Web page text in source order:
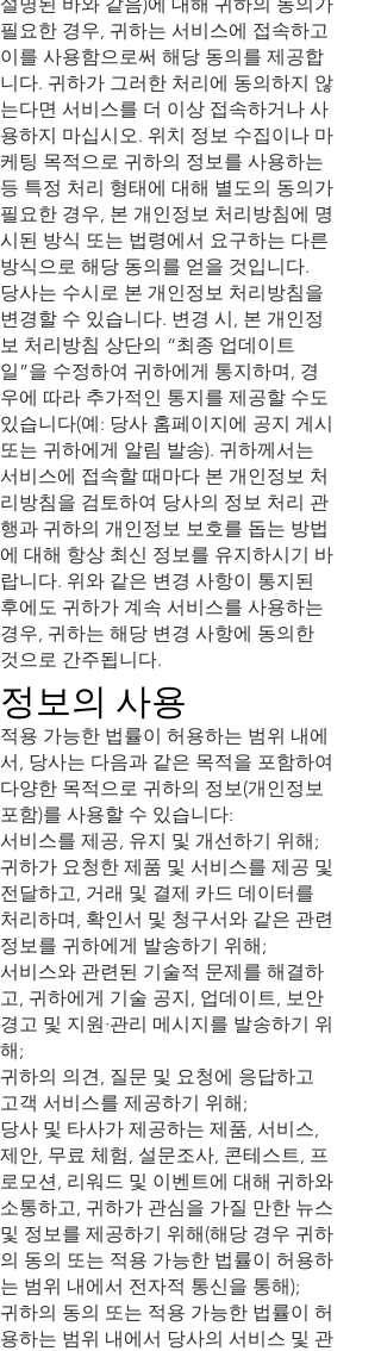
필요한 경우, 귀하는 서비스에 접속하고
이를 사용함으로써 해당 동의를 제공합
니다. 귀하가 그러한 처리에 동의하지 않
는다면 서비스를 더 이상 접속하거나 사
용하지 마십시오. 위치 정보 수집이나 마
케팅 목적으로 귀하의 정보를 사용하는
등 특정 처리 형태에 대해 별도의 동의가
필요한 경우, 본 개인정보 처리방침에 명
시된 방식 또는 법령에서 요구하는 다른
방식으로 해당 동의를 얻을 것입니다.
당사는 수시로 본 개인정보 처리방침을
변경할 수 있습니다. 변경 시, 본 개인정
보 처리방침 상단의 “최종 업데이트
일”을 수정하여 귀하에게 통지하며, 경
우에 따라 추가적인 통지를 제공할 수도
있습니다(예: 당사 홈페이지에 공지 게시
또는 귀하에게 알림 발송). 귀하께서는
서비스에 접속할 때마다 본 개인정보 처
리방침을 검토하여 당사의 정보 처리 관
행과 귀하의 개인정보 보호를 돕는 방법
에 대해 항상 최신 정보를 유지하시기 바
랍니다. 위와 같은 변경 사항이 통지된
후에도 귀하가 계속 서비스를 사용하는
경우, 귀하는 해당 변경 사항에 동의한
것으로 간주됩니다.
정보의 사용
적용 가능한 법률이 허용하는 범위 내에
서, 당사는 다음과 같은 목적을 포함하여
다양한 목적으로 귀하의 정보(개인정보
포함)를 사용할 수 있습니다:
서비스를 제공, 유지 및 개선하기 위해;
귀하가 요청한 제품 및 서비스를 제공 및
전달하고, 거래 및 결제 카드 데이터를
처리하며, 확인서 및 청구서와 같은 관련
정보를 귀하에게 발송하기 위해;
서비스와 관련된 기술적 문제를 해결하
고, 귀하에게 기술 공지, 업데이트, 보안
경고 및 지원·관리 메시지를 발송하기 위
해;
귀하의 의견, 질문 및 요청에 응답하고
고객 서비스를 제공하기 위해;
당사 및 타사가 제공하는 제품, 서비스,
제안, 무료 체험, 설문조사, 콘테스트, 프
로모션, 리워드 및 이벤트에 대해 귀하와
소통하고, 귀하가 관심을 가질 만한 뉴스
및 정보를 제공하기 위해(해당 경우 귀하
의 동의 또는 적용 가능한 법률이 허용하
는 범위 내에서 전자적 통신을 통해);
귀하의 동의 또는 적용 가능한 법률이 허
용하는 범위 내에서 당사의 서비스 및 관